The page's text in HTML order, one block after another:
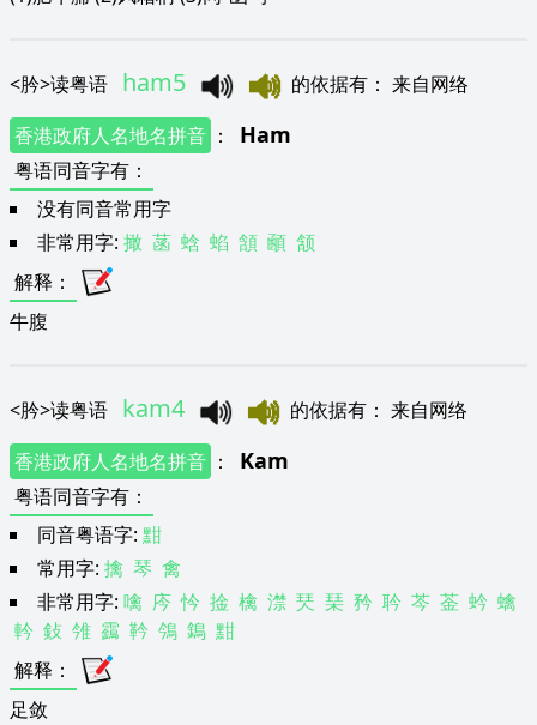
<肣>读粤语 ham5 的依据有 ： 来自网络
香港政府人名地名拼音 ： Ham
粤语同音字有 ：
没有同音常用字
非常用字: 撖 菡 蛿 蜭 頷 顄 颔
解释 ：
牛腹
<肣>读粤语 kam4 的依据有 ： 来自网络
香港政府人名地名拼音 ： Kam
粤语同音字有 ：
同音粤语字: 黚
常用字: 擒 琴 禽
非常用字: 噙 庈 忴 捦 檎 澿 珡 琹 矜 耹 芩 菳 蚙 蠄
軡 鈙 雂 靎 靲 鳹 鵭 黚
解释 ：
足敛